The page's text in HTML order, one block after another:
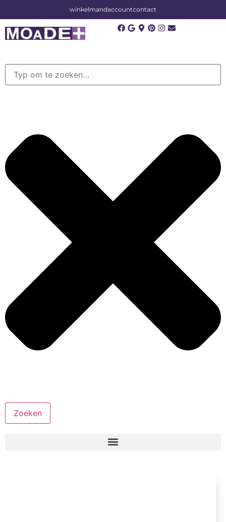
winkelmandaccountcontact
Zoeken